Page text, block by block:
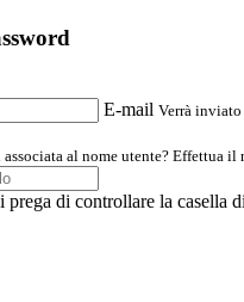
E-mail Verrà
al nome utente? Effettua il
prega di controllare la casella